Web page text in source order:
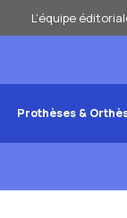
L’équipe
Prothèses &